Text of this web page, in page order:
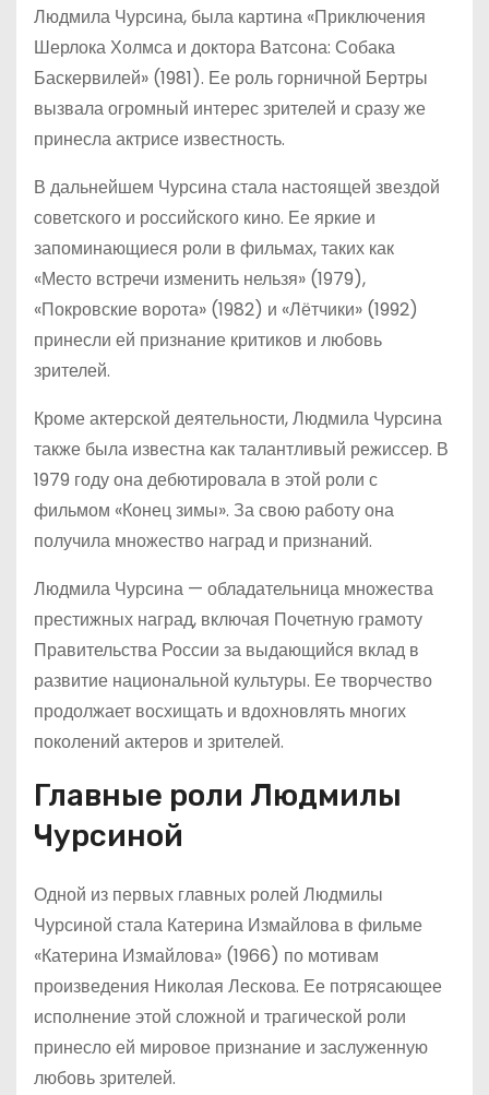
Людмила Чурсина, была картина «Приключения
Шерлока Холмса и доктора Ватсона: Собака
Баскервилей» (1981). Ее роль горничной Бертры
вызвала огромный интерес зрителей и сразу же
принесла актрисе известность.
В дальнейшем Чурсина стала настоящей звездой
советского и российского кино. Ее яркие и
запоминающиеся роли в фильмах, таких как
«Место встречи изменить нельзя» (1979),
«Покровские ворота» (1982) и «Лётчики» (1992)
принесли ей признание критиков и любовь
зрителей.
Кроме актерской деятельности, Людмила Чурсина
также была известна как талантливый режиссер. В
1979 году она дебютировала в этой роли с
фильмом «Конец зимы». За свою работу она
получила множество наград и признаний.
Людмила Чурсина — обладательница множества
престижных наград, включая Почетную грамоту
Правительства России за выдающийся вклад в
развитие национальной культуры. Ее творчество
продолжает восхищать и вдохновлять многих
поколений актеров и зрителей.
Главные роли Людмилы
Чурсиной
Одной из первых главных ролей Людмилы
Чурсиной стала Катерина Измайлова в фильме
«Катерина Измайлова» (1966) по мотивам
произведения Николая Лескова. Ее потрясающее
исполнение этой сложной и трагической роли
принесло ей мировое признание и заслуженную
любовь зрителей.